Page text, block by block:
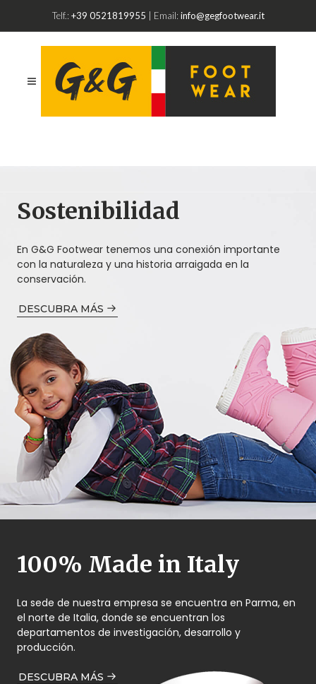
Telf.: +39 0521819955 | Email: info@gegfootwear.it
Sostenibilidad
En G&G Footwear tenemos una conexión importante
con la naturaleza y una historia arraigada en la
conservación.
DESCUBRA MÁS
100% Made in Italy
La sede de nuestra empresa se encuentra en Parma, en
el norte de Italia, donde se encuentran los
departamentos de investigación, desarrollo y
producción.
DESCUBRA MÁS